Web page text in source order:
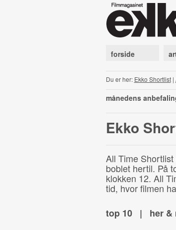
forside
Du er her: Ekko Shortlist|
månedens
Ekko
All Time
boblet hertil. På
klokken 12. All
tid, hvor filmen
top 10
| her &